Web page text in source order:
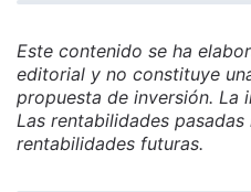
Este contenido se ha
editorial y no constituye
propuesta de inversión. La
Las rentabilidades
rentabilidades futuras.